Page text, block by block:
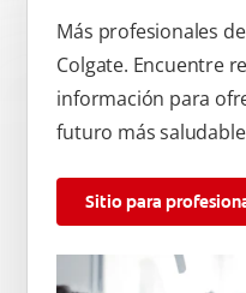
Más profesionales
Colgate. Encuentre
información para
futuro más saludable
Sitio para